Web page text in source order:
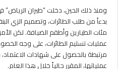
ومنذ ذلك الحين، دخلت “طيران الرياض”
بدءاً من طلب الطائرات، وتصميم الزي
مئات الطيارين وأطقم الضيافة. لكن
عمليات تسليم الطائرات، على وجه
مرتبطة بالحصول على شهادات
عملياتها، المقرر حالياً خلال هذا العام.